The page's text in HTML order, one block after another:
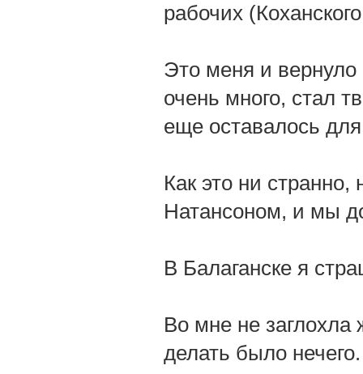
рабочих
Это меня и вернуло
очень много, стал
еще оставалось
Как это ни
Натансоном, и мы
В Балаганске я
Во мне не заглохла
делать было нечего.